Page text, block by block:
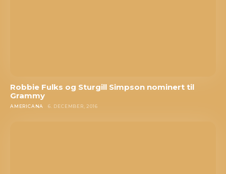
Robbie Fulks og Sturgill Simpson nominert til
Grammy
AMERICANA 6. DECEMBER, 2016